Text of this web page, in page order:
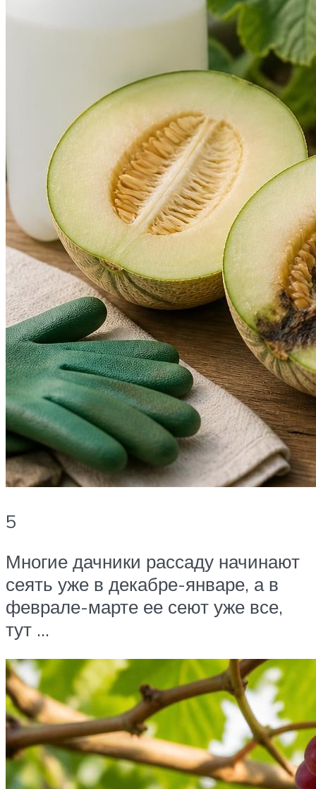
5
Многие дачники рассаду начинают
сеять уже в декабре-январе, а в
феврале-марте ее сеют уже все,
тут …